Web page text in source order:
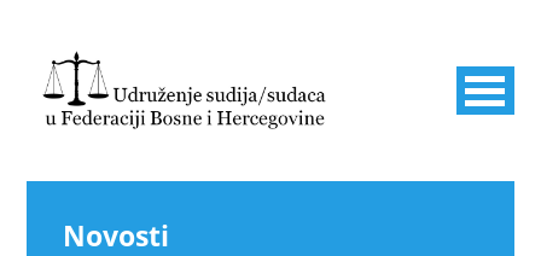
Novosti